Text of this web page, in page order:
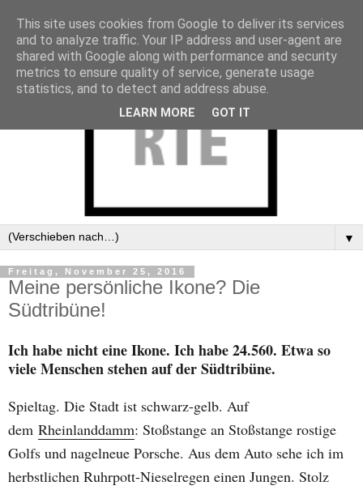
▼
Freitag, November 25, 2016
Meine persönliche Ikone? Die
Südtribüne!
Ich habe nicht eine Ikone. Ich habe 24.560. Etwa so
viele Menschen stehen auf der Südtribüne.
Spieltag. Die Stadt ist schwarz-gelb. Auf
dem Rheinlanddamm: Stoßstange an Stoßstange rostige
Golfs und nagelneue Porsche. Aus dem Auto sehe ich im
herbstlichen Ruhrpott-Nieselregen einen Jungen. Stolz
This site uses cookies from Google to deliver its services
and to analyze traffic. Your IP address and user-agent are
shared with Google along with performance and security
metrics to ensure quality of service, generate usage
statistics, and to detect and address abuse.
LEARN MORE GOT IT